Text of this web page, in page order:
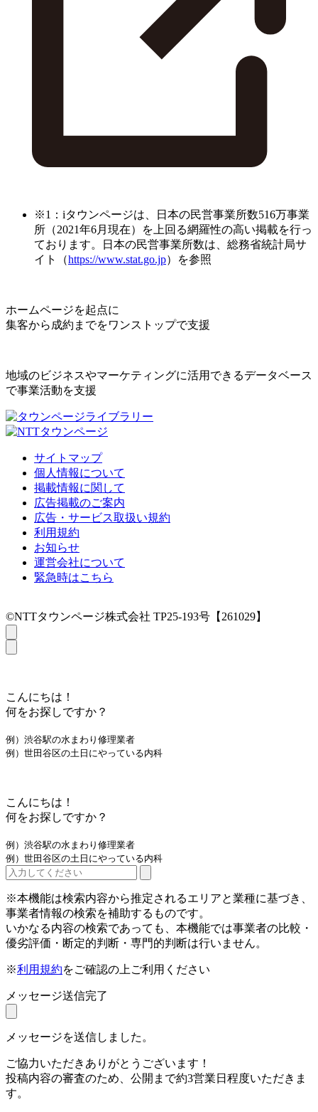
※1：iタウンページは、日本の民営事業所数516万事業
所（2021年6月現在）を上回る網羅性の高い掲載を行っ
ております。日本の民営事業所数は、総務省統計局サ
イト（https://www.stat.go.jp）を参照
ホームページを起点に
集客から成約までをワンストップで支援
地域のビジネスやマーケティングに活用できるデータベース
で事業活動を支援
サイトマップ
個人情報について
掲載情報に関して
広告掲載のご案内
広告・サービス取扱い規約
利用規約
お知らせ
運営会社について
緊急時はこちら
©NTTタウンページ株式会社 TP25-193号【261029】
こんにちは！
何をお探しですか？
例）渋谷駅の水まわり修理業者
例）世田谷区の土日にやっている内科
こんにちは！
何をお探しですか？
例）渋谷駅の水まわり修理業者
例）世田谷区の土日にやっている内科
※本機能は検索内容から推定されるエリアと業種に基づき、
事業者情報の検索を補助するものです。
いかなる内容の検索であっても、本機能では事業者の比較・
優劣評価・断定的判断・専門的判断は行いません。
※利用規約をご確認の上ご利用ください
メッセージ送信完了
メッセージを送信しました。
ご協力いただきありがとうございます！
投稿内容の審査のため、公開まで約3営業日程度いただきま
す。